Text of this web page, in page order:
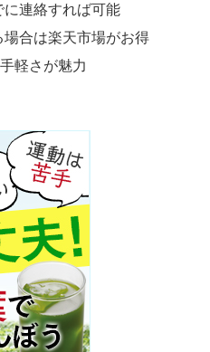
連絡すれば可能
合は楽天市場がお得
軽さが魅力